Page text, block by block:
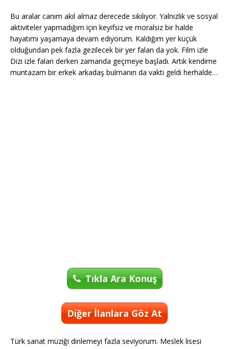
Bu aralar canım akıl almaz derecede sıkılıyor. Yalnızlık ve sosyal
aktiviteler yapmadığım için keyifsiz ve moralsiz bir halde
hayatımı yaşamaya devam ediyorum. Kaldığım yer küçük
olduğundan pek fazla gezilecek bir yer falan da yok. Film izle
Dizi izle falan derken zamanda geçmeye başladı. Artık kendime
muntazam bir erkek arkadaş bulmanın da vakti geldi herhalde…
Tıkla Ara Konuş
Diğer İlanlara Göz At
Türk sanat müziği dinlemeyi fazla seviyorum. Meslek lisesi